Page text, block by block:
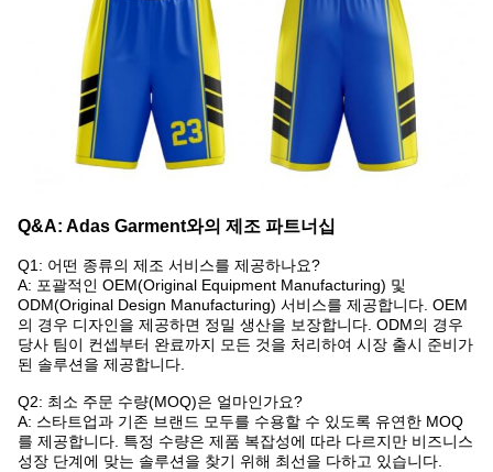
Q&A: Adas Garment와의 제조 파트너십
Q1: 어떤 종류의 제조 서비스를 제공하나요?
A: 포괄적인 OEM(Original Equipment Manufacturing) 및
ODM(Original Design Manufacturing) 서비스를 제공합니다. OEM
의 경우 디자인을 제공하면 정밀 생산을 보장합니다. ODM의 경우
당사 팀이 컨셉부터 완료까지 모든 것을 처리하여 시장 출시 준비가
된 솔루션을 제공합니다.
Q2: 최소 주문 수량(MOQ)은 얼마인가요?
A: 스타트업과 기존 브랜드 모두를 수용할 수 있도록 유연한 MOQ
를 제공합니다. 특정 수량은 제품 복잡성에 따라 다르지만 비즈니스
성장 단계에 맞는 솔루션을 찾기 위해 최선을 다하고 있습니다.